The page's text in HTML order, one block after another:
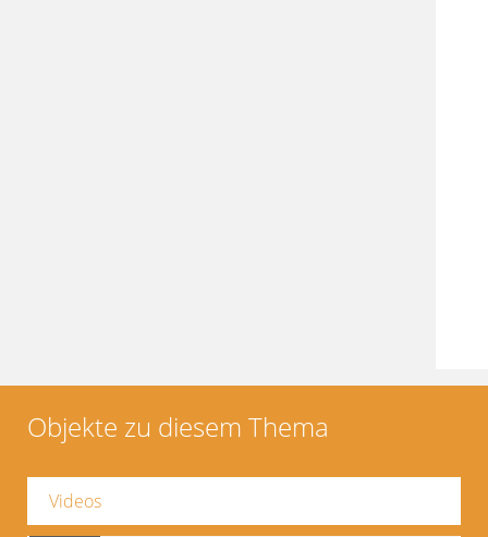
Objekte zu diesem Thema
Videos